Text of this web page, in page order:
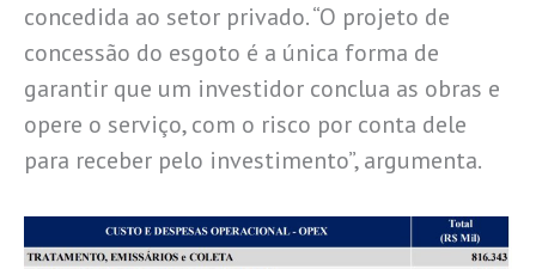
concedida ao setor privado. “O projeto de
concessão do esgoto é a única forma de
garantir que um investidor conclua as obras e
opere o serviço, com o risco por conta dele
para receber pelo investimento”, argumenta.